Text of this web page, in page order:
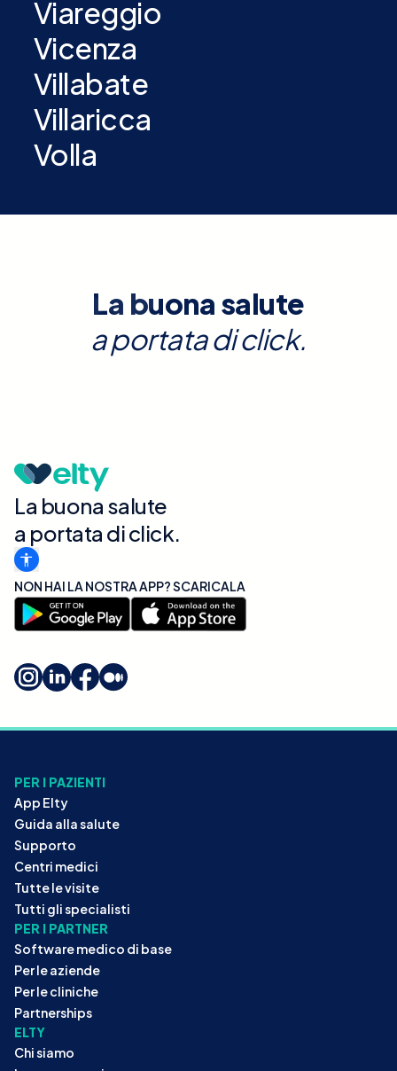
Viareggio
Vicenza
Villabate
Villaricca
Volla
La buona salute
a portata di click.
La buona salute
a portata di click.
NON HAI LA NOSTRA APP? SCARICALA
PER I PAZIENTI
App Elty
Guida alla salute
Supporto
Centri medici
Tutte le visite
Tutti gli specialisti
PER I PARTNER
Software medico di base
Per le aziende
Per le cliniche
Partnerships
ELTY
Chi siamo